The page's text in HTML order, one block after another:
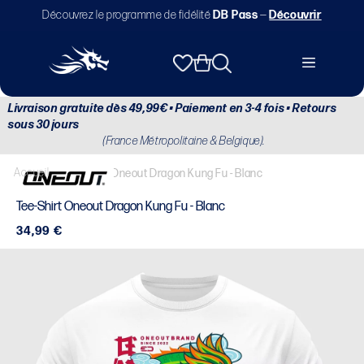
passer
Découvrez le programme de fidélité DB Pass— Découvrir
Panier
Livraison gratuite dès 49,99€ • Paiement en 3-4 fois • Retours
sous 30 jours
(France Métropolitaine & Belgique).
Accueil / Tee-Shirt Oneout Dragon Kung Fu - Blanc
Tee-Shirt Oneout Dragon Kung Fu - Blanc
Prix
34,99 €